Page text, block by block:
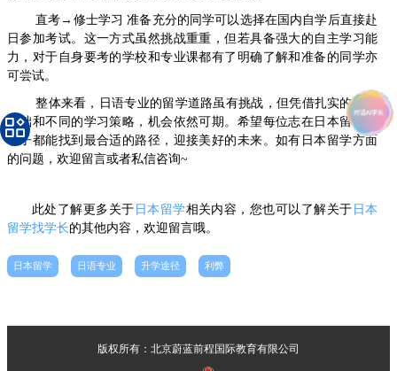
直考→修士学习 准备充分的同学可以选择在国内自学后直接赴
日参加考试。这一方式虽然挑战重重，但若具备强大的自主学习能
力，对于自身要考的学校和专业课都有了明确了解和准备的同学亦
可尝试。
整体来看，日语专业的留学道路虽有挑战，但凭借扎实的语言
基础和不同的学习策略，机会依然可期。希望每位志在日本留学的
学子都能找到最合适的路径，迎接美好的未来。如有日本留学方面
的问题，欢迎留言或者私信咨询~
此处了解更多关于 日本留学相关内容，您也可以了解关于 日本
留学找学长的其他内容，欢迎留言哦。
日本留学 日语专业 升学途径 利弊
版权所有：北京蔚蓝前程国际教育有限公司